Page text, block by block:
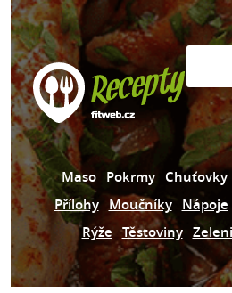
Maso Pokrmy Chuťovky
Přílohy Moučníky Nápoje
Rýže Těstoviny